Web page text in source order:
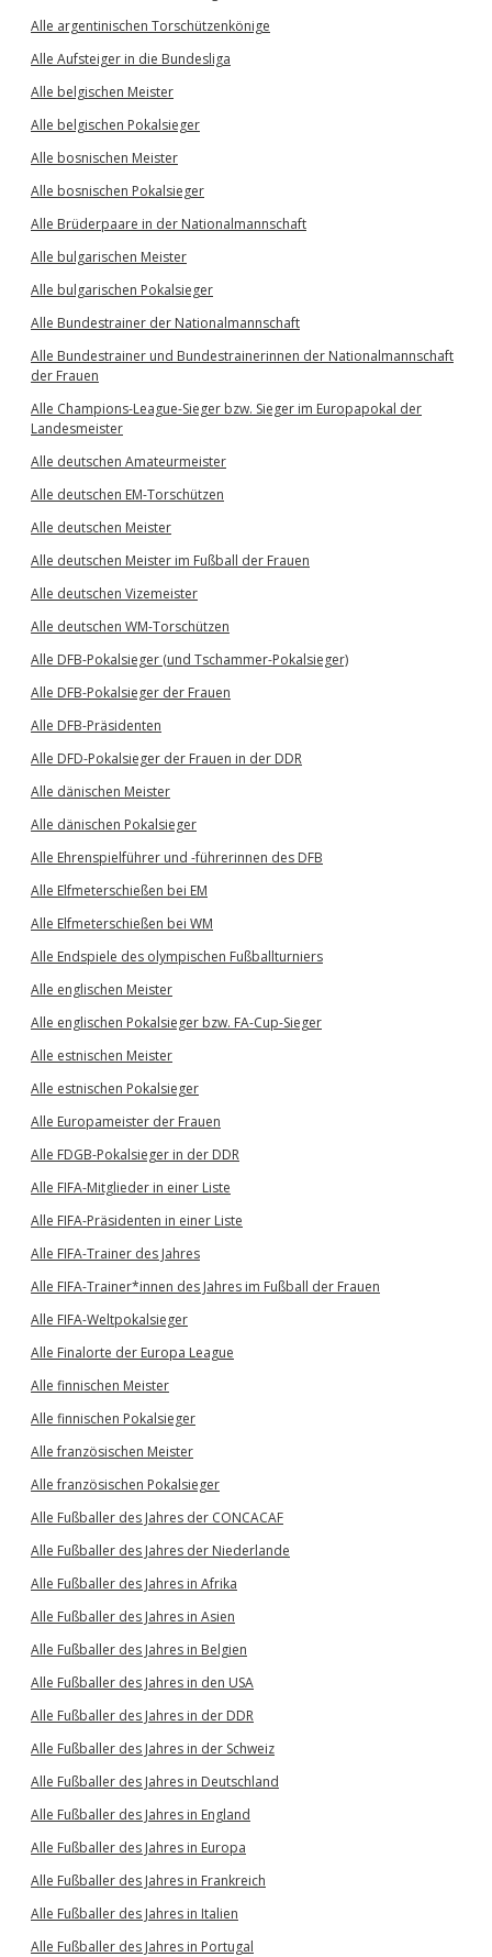
Alle argentinischen Torschützenkönige
Alle Aufsteiger in die Bundesliga
Alle belgischen Meister
Alle belgischen Pokalsieger
Alle bosnischen Meister
Alle bosnischen Pokalsieger
Alle Brüderpaare in der Nationalmannschaft
Alle bulgarischen Meister
Alle bulgarischen Pokalsieger
Alle Bundestrainer der Nationalmannschaft
Alle Bundestrainer und Bundestrainerinnen der Nationalmannschaft
der Frauen
Alle Champions-League-Sieger bzw. Sieger im Europapokal der
Landesmeister
Alle deutschen Amateurmeister
Alle deutschen EM-Torschützen
Alle deutschen Meister
Alle deutschen Meister im Fußball der Frauen
Alle deutschen Vizemeister
Alle deutschen WM-Torschützen
Alle DFB-Pokalsieger (und Tschammer-Pokalsieger)
Alle DFB-Pokalsieger der Frauen
Alle DFB-Präsidenten
Alle DFD-Pokalsieger der Frauen in der DDR
Alle dänischen Meister
Alle dänischen Pokalsieger
Alle Ehrenspielführer und -führerinnen des DFB
Alle Elfmeterschießen bei EM
Alle Elfmeterschießen bei WM
Alle Endspiele des olympischen Fußballturniers
Alle englischen Meister
Alle englischen Pokalsieger bzw. FA-Cup-Sieger
Alle estnischen Meister
Alle estnischen Pokalsieger
Alle Europameister der Frauen
Alle FDGB-Pokalsieger in der DDR
Alle FIFA-Mitglieder in einer Liste
Alle FIFA-Präsidenten in einer Liste
Alle FIFA-Trainer des Jahres
Alle FIFA-Trainer*innen des Jahres im Fußball der Frauen
Alle FIFA-Weltpokalsieger
Alle Finalorte der Europa League
Alle finnischen Meister
Alle finnischen Pokalsieger
Alle französischen Meister
Alle französischen Pokalsieger
Alle Fußballer des Jahres der CONCACAF
Alle Fußballer des Jahres der Niederlande
Alle Fußballer des Jahres in Afrika
Alle Fußballer des Jahres in Asien
Alle Fußballer des Jahres in Belgien
Alle Fußballer des Jahres in den USA
Alle Fußballer des Jahres in der DDR
Alle Fußballer des Jahres in der Schweiz
Alle Fußballer des Jahres in Deutschland
Alle Fußballer des Jahres in England
Alle Fußballer des Jahres in Europa
Alle Fußballer des Jahres in Frankreich
Alle Fußballer des Jahres in Italien
Alle Fußballer des Jahres in Portugal